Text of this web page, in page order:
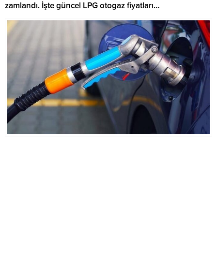
zamlandı. İşte güncel LPG otogaz fiyatları…